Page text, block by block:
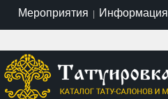
Мероприятия | Информация